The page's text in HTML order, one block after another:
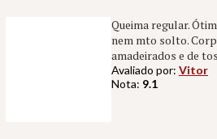
Queima regular.
nem mto solto.
amadeirados e de
Avaliado por: Vitor
Nota: 9.1